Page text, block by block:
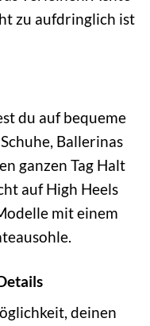
zu aufdringlich ist
du auf bequeme
Ballerinas
ganzen Tag Halt
auf High Heels
mit einem
deinen